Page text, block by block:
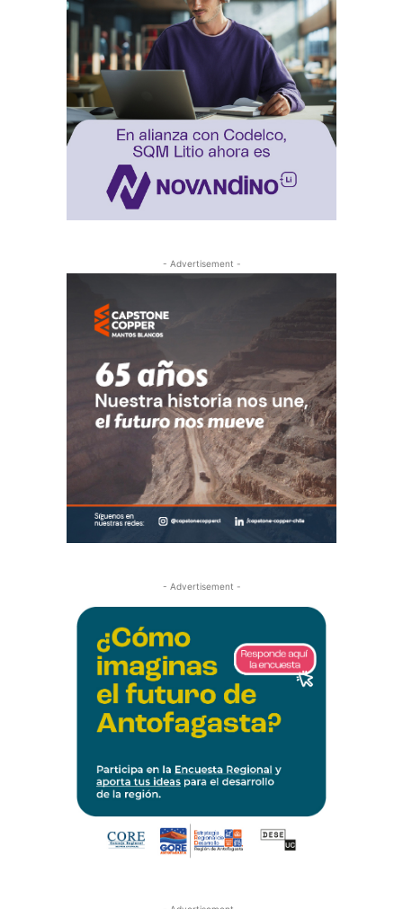
- Advertisement -
- Advertisement -